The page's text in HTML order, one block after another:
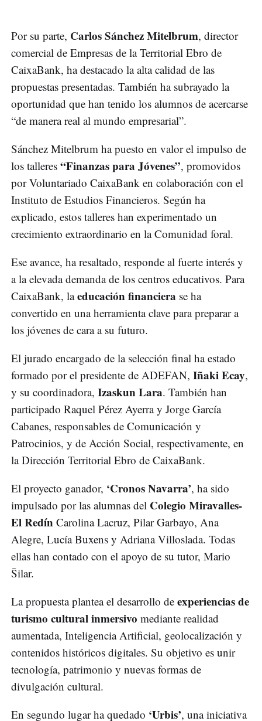
Por su parte, Carlos Sánchez Mitelbrum, director
comercial de Empresas de la Territorial Ebro de
CaixaBank, ha destacado la alta calidad de las
propuestas presentadas. También ha subrayado la
oportunidad que han tenido los alumnos de acercarse
“de manera real al mundo empresarial”.
Sánchez Mitelbrum ha puesto en valor el impulso de
los talleres “Finanzas para Jóvenes”, promovidos
por Voluntariado CaixaBank en colaboración con el
Instituto de Estudios Financieros. Según ha
explicado, estos talleres han experimentado un
crecimiento extraordinario en la Comunidad foral.
Ese avance, ha resaltado, responde al fuerte interés y
a la elevada demanda de los centros educativos. Para
CaixaBank, laeducación financiera se ha
convertido en una herramienta clave para preparar a
los jóvenes de cara a su futuro.
El jurado encargado de la selección final ha estado
formado por el presidente de ADEFAN, Iñaki Ecay,
y su coordinadora, Izaskun Lara. También han
participado Raquel Pérez Ayerra y Jorge García
Cabanes, responsables de Comunicación y
Patrocinios, y de Acción Social, respectivamente, en
la Dirección Territorial Ebro de CaixaBank.
El proyecto ganador, ‘Cronos Navarra’, ha sido
impulsado por las alumnas del Colegio Miravalles-
El Redín Carolina Lacruz, Pilar Garbayo, Ana
Alegre, Lucía Buxens y Adriana Villoslada. Todas
ellas han contado con el apoyo de su tutor, Mario
Šilar.
La propuesta plantea el desarrollo de experiencias de
turismo cultural inmersivo mediante realidad
aumentada, Inteligencia Artificial, geolocalización y
contenidos históricos digitales. Su objetivo es unir
tecnología, patrimonio y nuevas formas de
divulgación cultural.
En segundo lugar ha quedado ‘Urbis’, una iniciativa